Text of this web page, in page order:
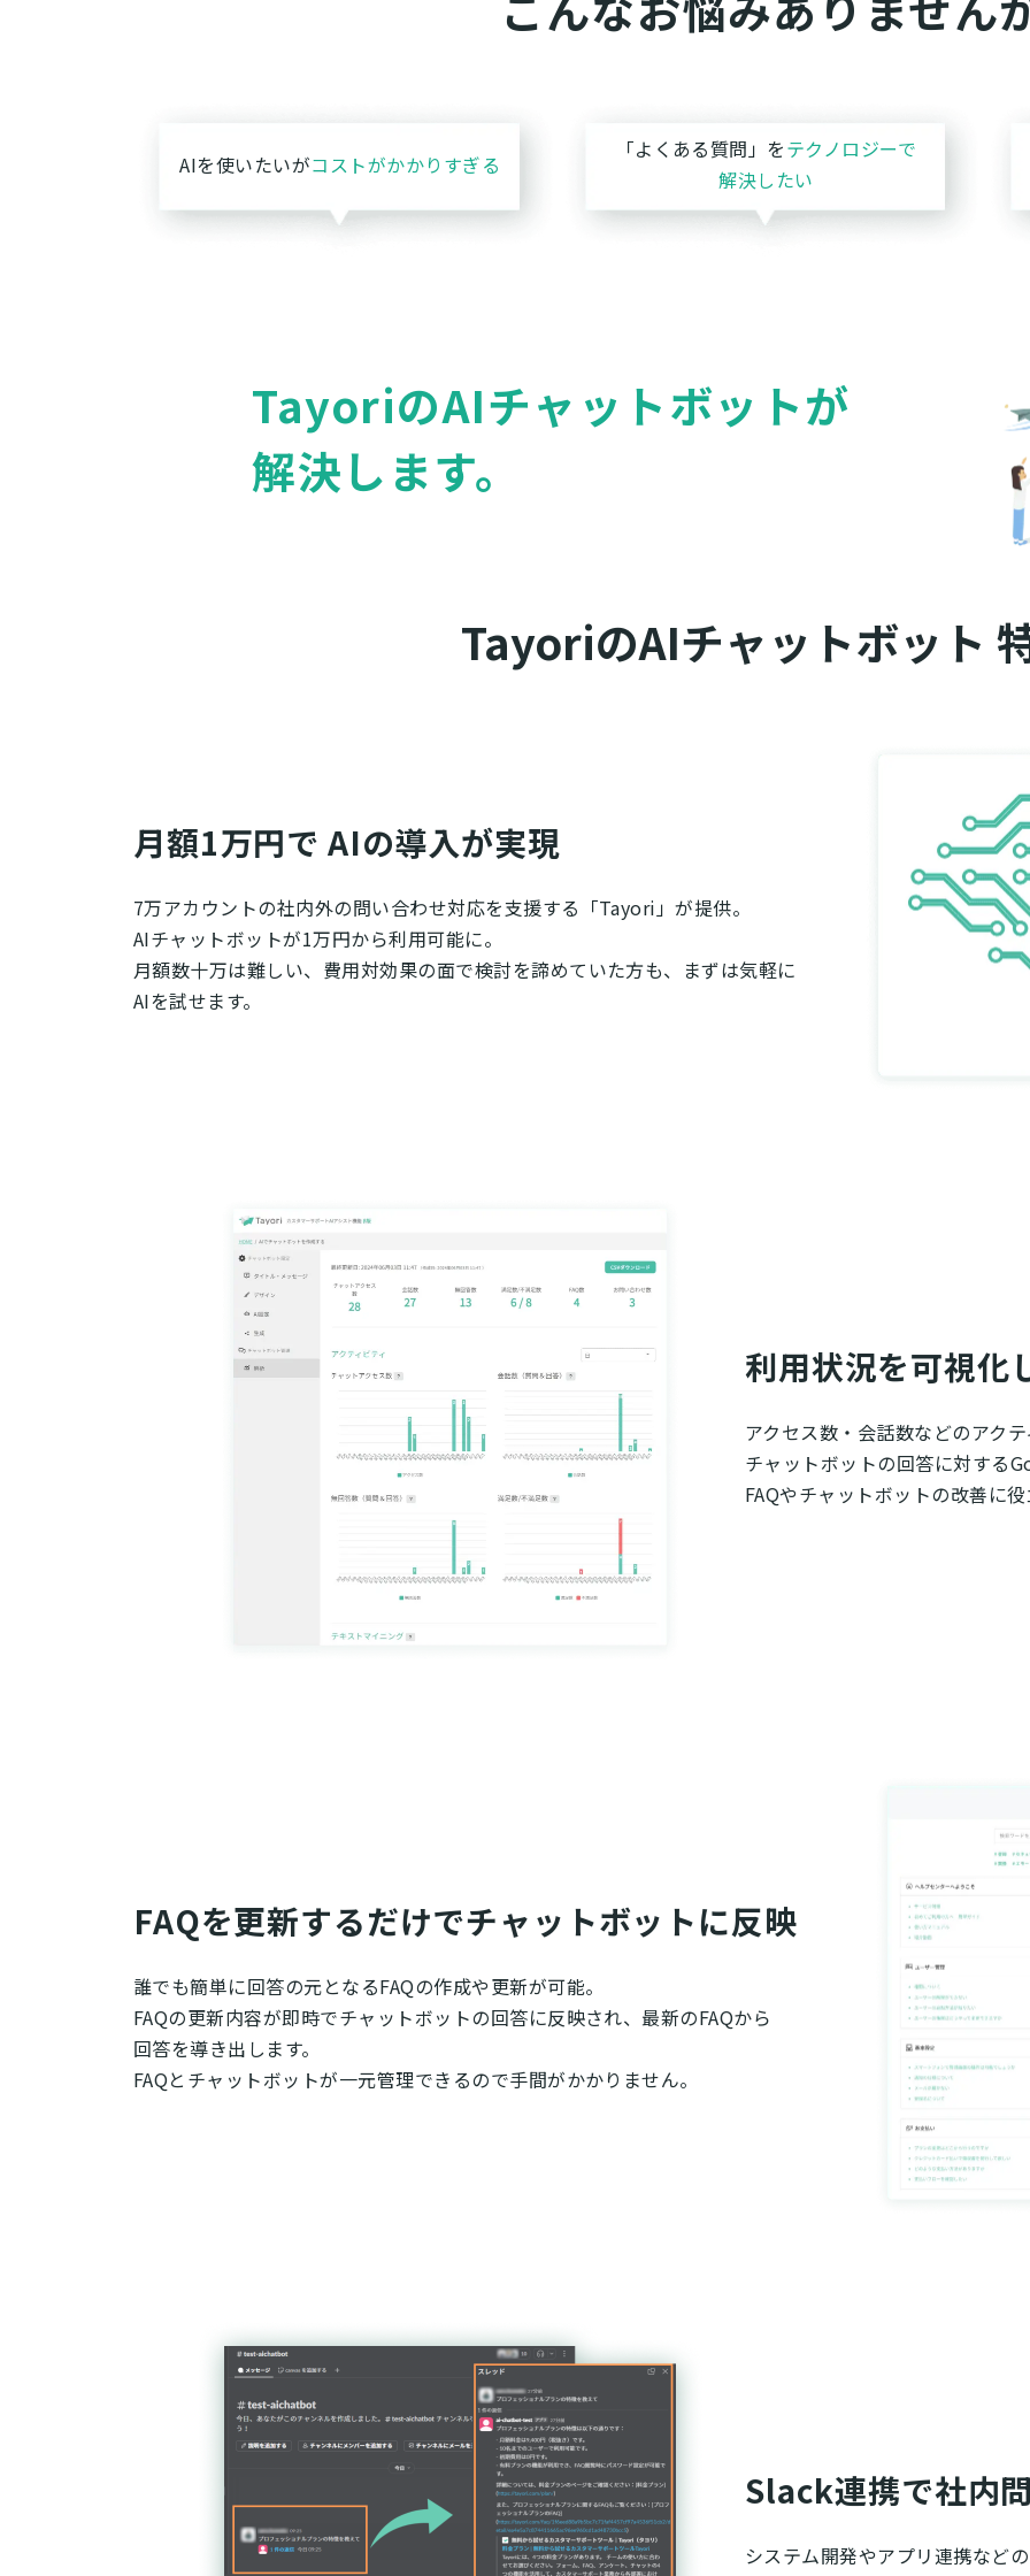
AIを使いたいがコストがかかりすぎる
「よくある質問」をテクノロジーで
解決したい
TayoriのAIチャットボットが
解決します。
TayoriのAIチャットボット
月額1万円で AIの導入が実現
7万アカウントの社内外の問い合わせ対応を支援する「Tayori」が提供。
AIチャットボットが1万円から利用可能に。
月額数十万は難しい、費用対効果の面で検討を諦めていた方も、まずは気軽に
AIを試せます。
利用状況を可視化
アクセス数・会話数などのアク
チャットボットの回答に対する
FAQやチャットボットの改善に
FAQを更新するだけでチャットボットに反映
誰でも簡単に回答の元となるFAQの作成や更新が可能。
FAQの更新内容が即時でチャットボットの回答に反映され、最新のFAQから
回答を導き出します。
FAQとチャットボットが一元管理できるので手間がかかりません。
Slack連携で社内
システム開発やアプリ連携など